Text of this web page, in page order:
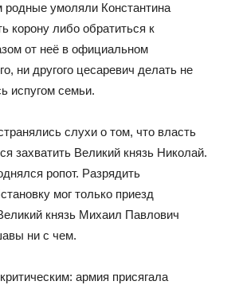
родные умоляли Константина
корону либо обратиться к
от неё в официальном
ни другого цесаревич делать не
испугом семьи.
слухи о том, что власть
захватить Великий князь Николай.
ропот. Разрядить
мог только приезд
князь Михаил Павлович
ни с чем.
армия присягала